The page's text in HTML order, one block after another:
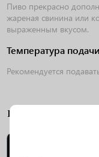
Пиво прекрасно
жареная свинина или
выраженным вкусом.
Температура
Рекомендуется
ПОХОЖИЕ